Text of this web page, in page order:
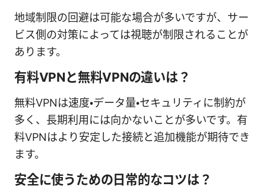
地域制限の回避は可能な場合が多いですが、サー
ビス側の対策によっては視聴が制限されることが
あります。
有料VPNと無料VPNの違いは？
無料VPNは速度・データ量・セキュリティに制約が
多く、長期利用には向かないことが多いです。有
料VPNはより安定した接続と追加機能が期待でき
ます。
安全に使うための日常的なコツは？